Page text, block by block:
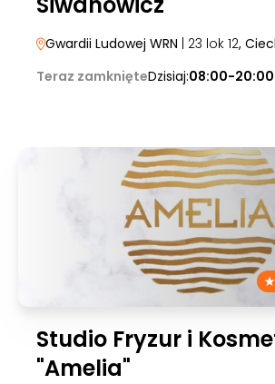
Gwardii Ludowej WRN | 23 lok 12,
Teraz zamknięteDzisiaj:08:00-20:00
Studio Fryzur i
"Amelia"